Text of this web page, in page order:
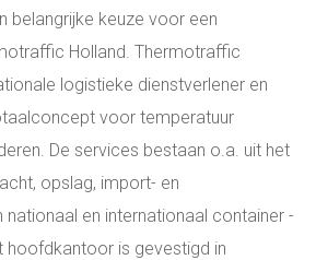
belangrijke keuze voor een
Holland. Thermotraffic
logistieke dienstverlener en
voor temperatuur
De services bestaan o.a. uit het
opslag, import- en
nationaal en internationaal container -
hoofdkantoor is gevestigd in